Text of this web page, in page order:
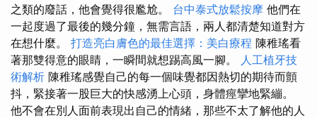
之類的廢話，他會覺得很尷尬。 台中泰式放鬆按摩 他們在
一起度過了最後的幾分鐘，無需言語，兩人都清楚知道對方
在想什麼。 打造亮白膚色的最佳選擇：美白療程 陳稚瑤看
著那雙得意的眼睛，一瞬間就想踢高風一腳。
人工植牙技
術解析 陳稚瑤感覺自己的每一個味覺都因熱切的期待而顫
抖，緊接著一股巨大的快感湧上心頭，身體痙攣地緊繃。
他不會在別人面前表現出自己的情緒，那些不太了解他的人